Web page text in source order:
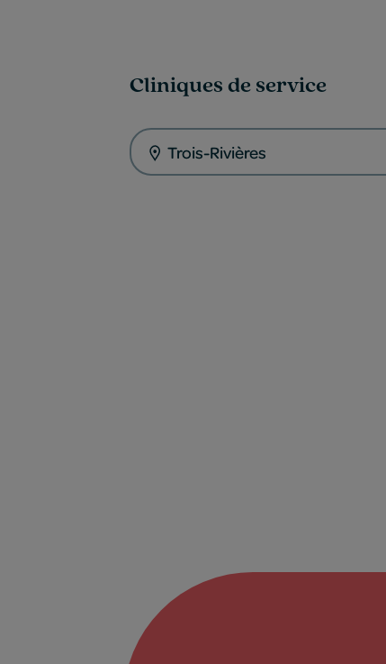
Cliniques de service
Trois-Rivières